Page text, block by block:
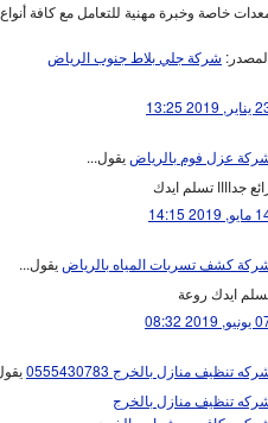
خاصة وخبرة مهنية للتعامل مع كافة
شركة جلي بلاط جنوب الرياض
2019 13:25
عزل فوم بالرياض يقول...
جداااا تسلم ايدك
2019 14:15
كشف تسربات المياه بالرياض يقول...
ايدك روعة
2019 08:32
تنظيف منازل بالخرج 0555430783
تنظيف منازل بالخرج